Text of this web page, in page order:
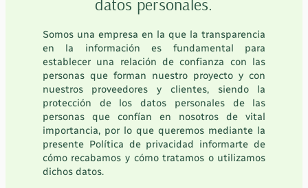
Somos una empresa en la que la transparencia
en la información es fundamental para
establecer una relación de confianza con las
personas que forman nuestro proyecto y con
nuestros proveedores y clientes, siendo la
protección de los datos personales de las
personas que confían en nosotros de vital
importancia, por lo que queremos mediante la
presente Política de privacidad informarte de
cómo recabamos y cómo tratamos o utilizamos
dichos datos.